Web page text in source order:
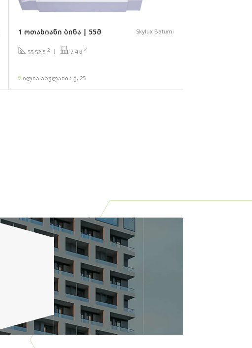
1 ოთახიანი ბინა | 55მ Skylux Batumi
55.52 მ 2 7.4 მ 2
ილია აბულაძის ქ, 25